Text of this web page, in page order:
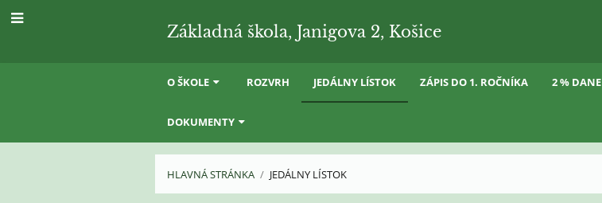
Základná škola, Janigova 2, Košice
O ŠKOLE ROZVRH JEDÁLNY LÍSTOK ZÁPIS DO 1. ROČNÍKA 2 % DANE
DOKUMENTY
HLAVNÁ STRÁNKA / JEDÁLNY LÍSTOK